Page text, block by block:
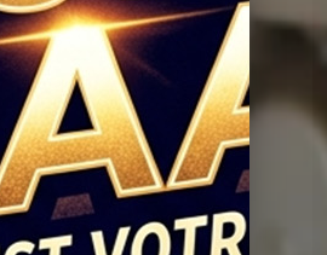
Graal V2 - 89 musique
Graal V2 - 88 série